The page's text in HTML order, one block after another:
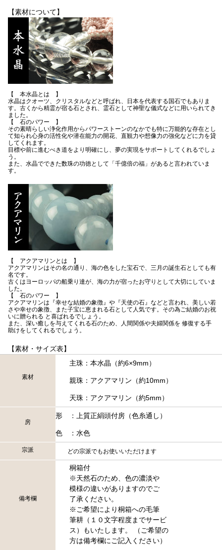
【素材について】
【 本水晶とは 】
水晶はクオーツ、クリスタルなどと呼ばれ、日本を代表する国石でもありま
す。古くから精霊が宿る石とされ、霊石として神聖な儀式などに用いられてき
ました。
【 石のパワー 】
その素晴らしい浄化作用からパワーストーンのなかでも特に万能的な存在とし
て知られ心身の活性化や潜在能力の開花、直観力や想像力の強化などに力を貸
してくれます。
目標や前に進むべき道をより明確にし、夢の実現をサポートしてくれるでしょ
う。
また、水晶でできた数珠の功徳として「千億倍の福」があると言われていま
す。
【 アクアマリンとは 】
アクアマリンはその名の通り、海の色をした宝石で、三月の誕生石としても有
名です。
古くはヨーロッパの船乗り達が、海の力が宿ったお守りとして大切にしていま
した。
【 石のパワー 】
アクアマリンは『幸せな結婚の象徴』や『天使の石』などと言われ、美しい若
さや幸せの象徴、また子宝に恵まれる石として人気です。その為ご結婚のお祝
いに贈られる と喜ばれるでしょう。
また、深い癒しを与えてくれる石のため、人間関係や夫婦関係を 修復する手
助けをしてくれるでしょう。
【素材・サイズ表】
素材
主珠：本水晶（約6×9mm）
親珠：アクアマリン（約10mm）
天珠：アクアマリン（約5mm）
房
形 ：上質正絹頭付房（色糸通し）
色 ：水色
宗派 どの宗派でもお使いいただけます
備考欄
桐箱付
※天然石のため、色の濃淡や
模様の違いがありますのでご
了承ください。
※ご希望により桐箱への毛筆
筆耕（１０文字程度までサービ
ス）もいたします。 （ご希望の
方は備考欄にご記入ください）